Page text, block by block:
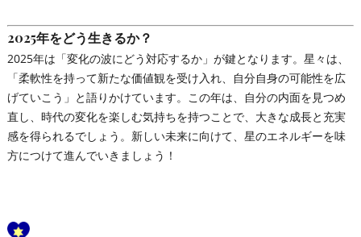
2025年をどう生きるか？
2025年は「変化の波にどう対応するか」が鍵となります。星々は、
「柔軟性を持って新たな価値観を受け入れ、自分自身の可能性を広
げていこう」と語りかけています。この年は、自分の内面を見つめ
直し、時代の変化を楽しむ気持ちを持つことで、大きな成長と充実
感を得られるでしょう。新しい未来に向けて、星のエネルギーを味
方につけて進んでいきましょう！